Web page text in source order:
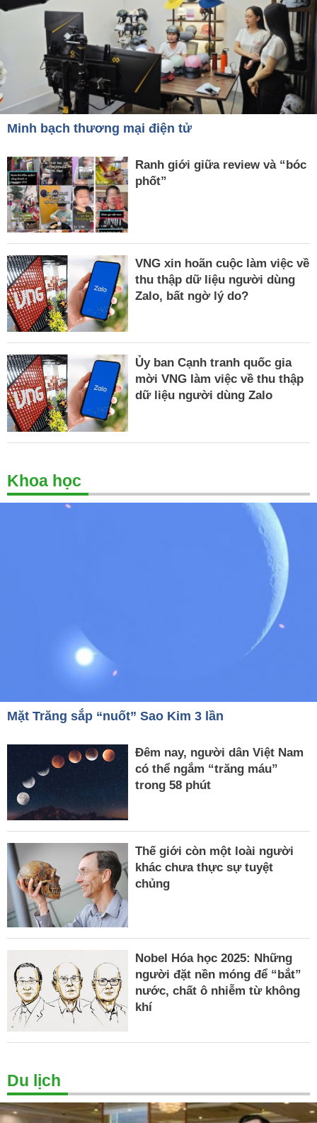
Minh bạch thương mại điện tử
Ranh giới giữa review và “bóc
phốt”
VNG xin hoãn cuộc làm việc về
thu thập dữ liệu người dùng
Zalo, bất ngờ lý do?
Ủy ban Cạnh tranh quốc gia
mời VNG làm việc về thu thập
dữ liệu người dùng Zalo
Khoa học
Mặt Trăng sắp “nuốt” Sao Kim 3 lần
Đêm nay, người dân Việt Nam
có thể ngắm “trăng máu”
trong 58 phút
Thế giới còn một loài người
khác chưa thực sự tuyệt
chủng
Nobel Hóa học 2025: Những
người đặt nền móng để “bắt”
nước, chất ô nhiễm từ không
khí
Du lịch